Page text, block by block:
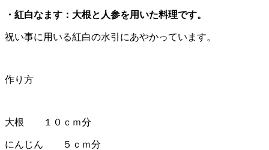
・紅白なます：大根と人参を用いた料理です。
祝い事に用いる紅白の水引にあやかっています。
作り方
大根 １０ｃｍ分
にんじん ５ｃｍ分